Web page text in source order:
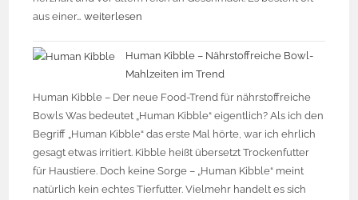
aus einer…weiterlesen
Human Kibble – Nährstoffreiche Bowl-
Mahlzeiten im Trend
Human Kibble – Der neue Food-Trend für nährstoffreiche
Bowls Was bedeutet „Human Kibble“ eigentlich? Als ich den
Begriff „Human Kibble“ das erste Mal hörte, war ich ehrlich
gesagt etwas irritiert. Kibble heißt übersetzt Trockenfutter
für Haustiere. Doch keine Sorge – „Human Kibble“ meint
natürlich kein echtes Tierfutter. Vielmehr handelt es sich